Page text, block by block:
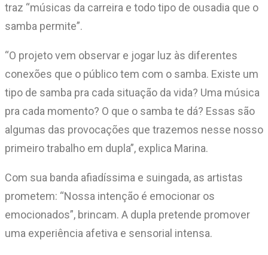
traz “músicas da carreira e todo tipo de ousadia que o
samba permite”.
“O projeto vem observar e jogar luz às diferentes
conexões que o público tem com o samba. Existe um
tipo de samba pra cada situação da vida? Uma música
pra cada momento? O que o samba te dá? Essas são
algumas das provocações que trazemos nesse nosso
primeiro trabalho em dupla”, explica Marina.
Com sua banda afiadíssima e suingada, as artistas
prometem: “Nossa intenção é emocionar os
emocionados”, brincam. A dupla pretende promover
uma experiência afetiva e sensorial intensa.